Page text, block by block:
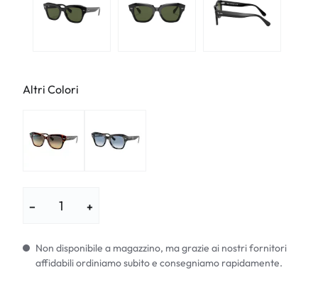
Altri Colori
− +
Non disponibile a magazzino, ma grazie ai nostri fornitori
affidabili ordiniamo subito e consegniamo rapidamente.